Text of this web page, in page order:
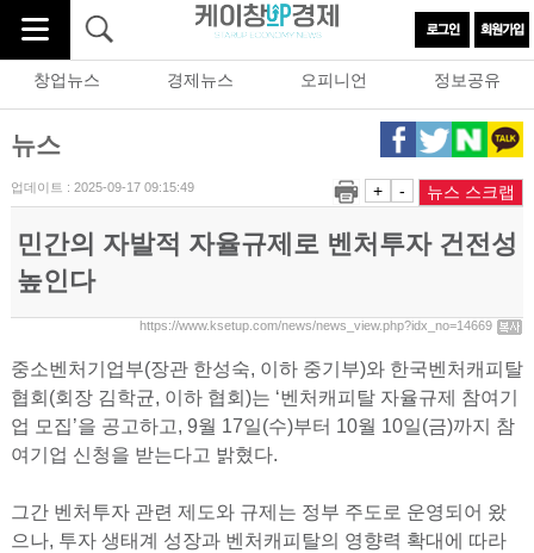
창업뉴스 경제뉴스 오피니언 정보공유
뉴스
업데이트 : 2025-09-17 09:15:49 + - 뉴스 스크랩
민간의 자발적 자율규제로 벤처투자 건전성
높인다
https://www.ksetup.com/news/news_view.php?idx_no=14669
중소벤처기업부(장관 한성숙, 이하 중기부)와 한국벤처캐피탈
협회(회장 김학균, 이하 협회)는 ‘벤처캐피탈 자율규제 참여기
업 모집’을 공고하고, 9월 17일(수)부터 10월 10일(금)까지 참
여기업 신청을 받는다고 밝혔다.
그간 벤처투자 관련 제도와 규제는 정부 주도로 운영되어 왔
으나, 투자 생태계 성장과 벤처캐피탈의 영향력 확대에 따라